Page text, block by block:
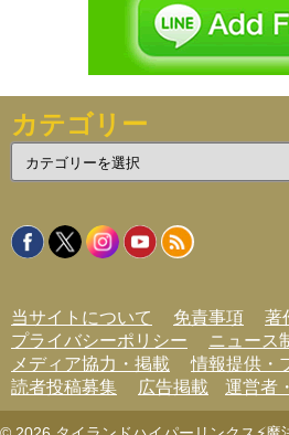
カテゴリー
テ
リ
ー
当サイトについて 免責事項 著
プライバシーポリシー
ニュース
メディア協力・掲載
情報提供・
読者投稿募集
広告掲載 運営者